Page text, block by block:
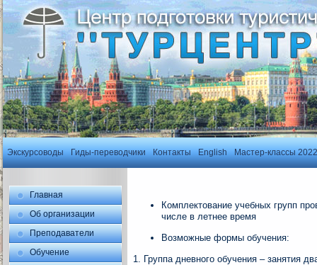
Экскурсоводы Гиды-переводчики Контакты English Мастер-классы 2022
Главная
Об организации
Преподаватели
Обучение
Комплектование учебных групп
числе в летнее время
Возможные формы обучения:
1. Группа дневного обучения – занятия